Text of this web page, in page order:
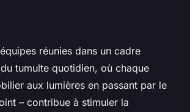
réunies dans un cadre
tumulte quotidien, où chaque
aux lumières en passant par le
– contribue à stimuler la